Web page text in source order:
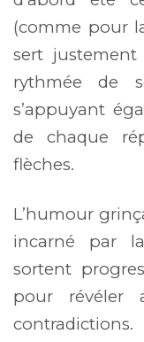
(comme pour
sert
rythmée de
s’appuyant
de chaque
flèches.
L’humour
incarné par
sortent
pour révéler
contradictions.